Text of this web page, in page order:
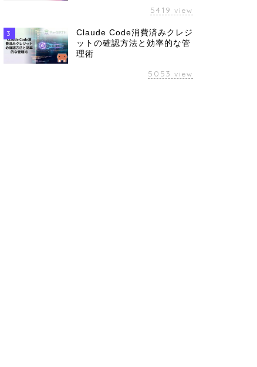
5419 view
3
Claude Code消費済みクレジ
ットの確認方法と効率的な管
理術
5053 view